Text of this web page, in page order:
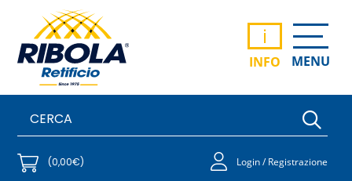
i
INFO MENU
(0,00€) Login / Registrazione